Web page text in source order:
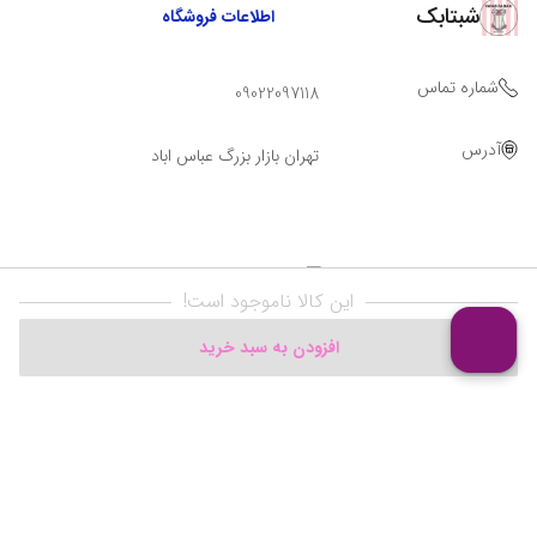
این کالا ناموجود است!
افزودن به سبد خرید
شبتابک اطلاعات فروشگاه
شماره تماس 09022097118
آدرس تهران بازار بزرگ عباس اباد